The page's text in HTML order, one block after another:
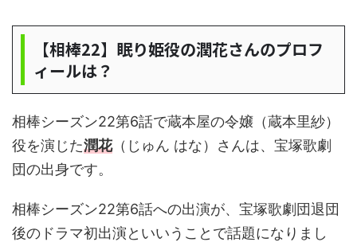
【相棒22】眠り姫役の潤花さんのプロフ
ィールは？
相棒シーズン22第6話で蔵本屋の令嬢（蔵本里紗）
役を演じた潤花（じゅん はな）さんは、宝塚歌劇
団の出身です。
相棒シーズン22第6話への出演が、宝塚歌劇団退団
後のドラマ初出演といいうことで話題になりまし